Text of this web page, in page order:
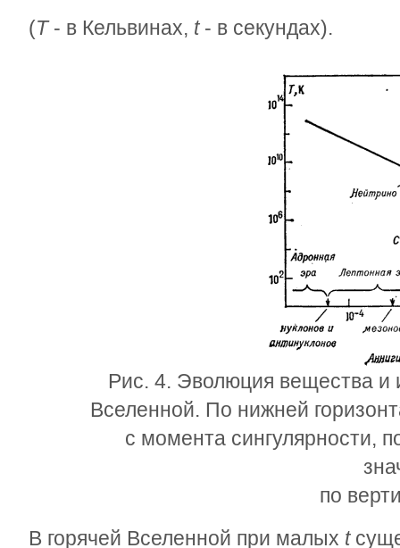
(T- в Кельвинах, t- в секундах).
Рис. 4. Эволюция вещества и
Вселенной. По нижней
с момента сингулярности,
по
В горячей Вселенной при малых t